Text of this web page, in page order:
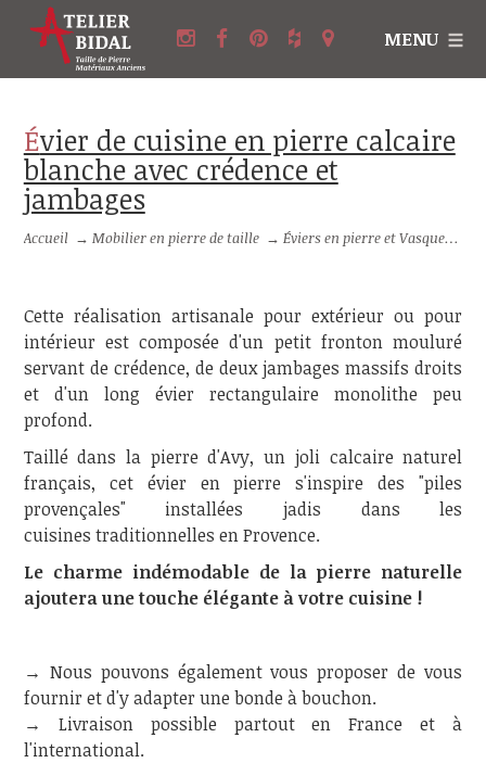
MENU
Évier de cuisine en pierre calcaire
blanche avec crédence et
jambages
Accueil → Mobilier en pierre de taille →Éviers en pierre et Vasques en pierre
Cette réalisation artisanale pour extérieur ou pour
intérieur est composée d'un petit fronton mouluré
servant de crédence, de deux jambages massifs droits
et d'un long évier rectangulaire monolithe peu
profond.
Taillé dans la pierre d'Avy, un joli calcaire naturel
français, cet évier en pierre s'inspire des "piles
provençales" installées jadis dans les
cuisines traditionnelles en Provence.
Le charme indémodable de la pierre naturelle
ajoutera une touche élégante à votre cuisine !
→ Nous pouvons également vous proposer de vous
fournir et d'y adapter une bonde à bouchon.
→ Livraison possible partout en France et à
l'international.